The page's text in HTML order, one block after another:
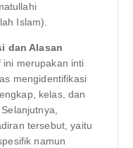
Islam).
dan Alasan
ini merupakan inti
mengidentifikasi
kelas, dan
tersebut, yaitu
namun